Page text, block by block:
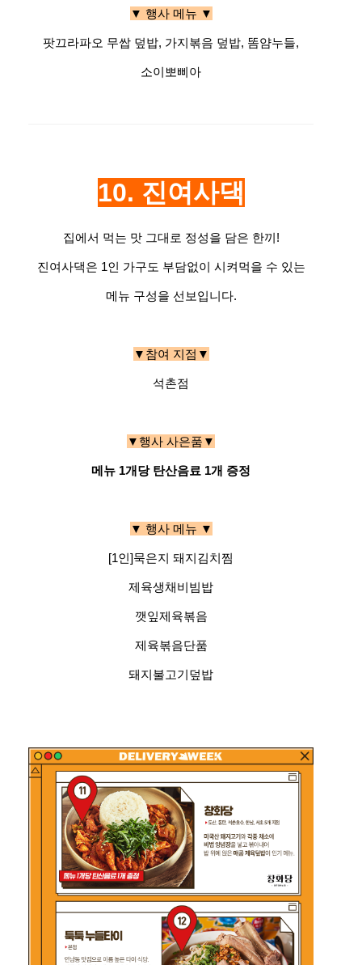
▼ 행사 메뉴 ▼
팟끄라파오 무쌉 덮밥, 가지볶음 덮밥, 똠얌누들,
소이뽀삐아
10. 진여사댁
집에서 먹는 맛 그대로 정성을 담은 한끼!
진여사댁은 1인 가구도 부담없이 시켜먹을 수 있는
메뉴 구성을 선보입니다.
▼참여 지점▼
석촌점
▼행사 사은품▼
메뉴 1개당 탄산음료 1개 증정
▼ 행사 메뉴 ▼
[1인]묵은지 돼지김치찜
제육생채비빔밥
깻잎제육볶음
제육볶음단품
돼지불고기덮밥